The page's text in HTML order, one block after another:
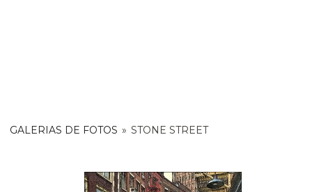
GALERIAS DE FOTOS » STONE STREET